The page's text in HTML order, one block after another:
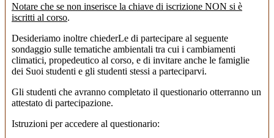
Notare che se non inserisce la chiave di iscrizione NON si è
iscritti al corso.
Desideriamo inoltre chiederLe di partecipare al seguente
sondaggio sulle tematiche ambientali tra cui i cambiamenti
climatici, propedeutico al corso, e di invitare anche le famiglie
dei Suoi studenti e gli studenti stessi a parteciparvi.
Gli studenti che avranno completato il questionario otterranno un
attestato di partecipazione.
Istruzioni per accedere al questionario: